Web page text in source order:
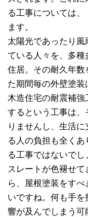
る工事については
ます。
太陽光であったり
ている人々を、多
住居。その耐久年数
た期間毎の外壁塗装
木造住宅の耐震補
するという工事は
りませんし、生活
る人の負担も全く
る工事ではないでし
スレートが色褪せ
ら、屋根塗装をす
いですね。何も手
響が及んでしまう可